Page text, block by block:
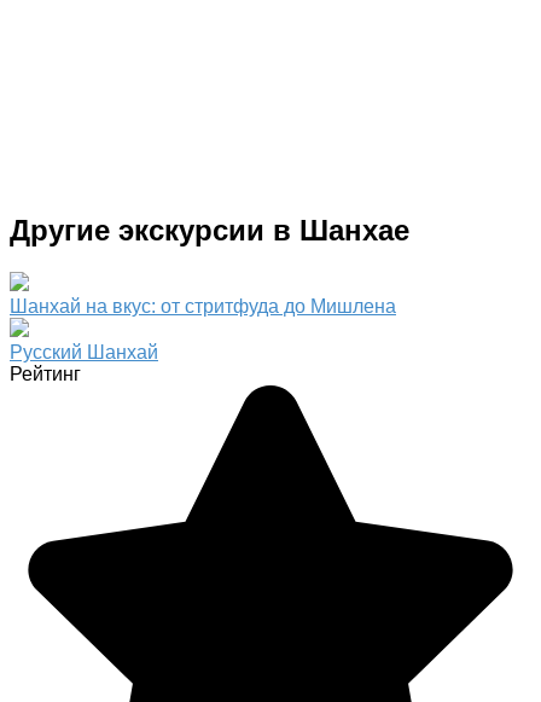
Другие экскурсии в Шанхае
Шанхай на вкус: от стритфуда до Мишлена
Русский Шанхай
Рейтинг